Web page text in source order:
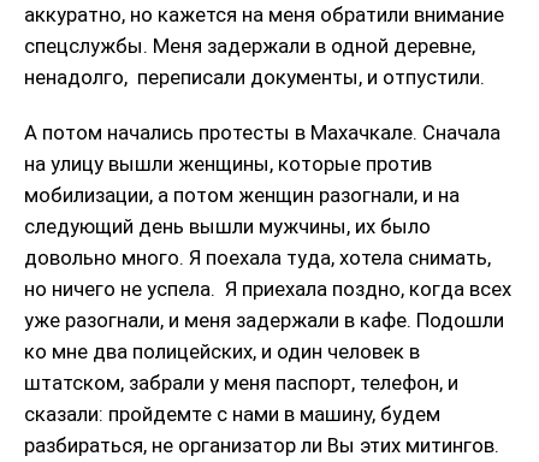
аккуратно, но кажется на меня обратили внимание
спецслужбы. Меня задержали в одной деревне,
ненадолго, переписали документы, и отпустили.
А потом начались протесты в Махачкале. Сначала
на улицу вышли женщины, которые против
мобилизации, а потом женщин разогнали, и на
следующий день вышли мужчины, их было
довольно много. Я поехала туда, хотела снимать,
но ничего не успела. Я приехала поздно, когда всех
уже разогнали, и меня задержали в кафе. Подошли
ко мне два полицейских, и один человек в
штатском, забрали у меня паспорт, телефон, и
сказали: пройдемте с нами в машину, будем
разбираться, не организатор ли Вы этих митингов.